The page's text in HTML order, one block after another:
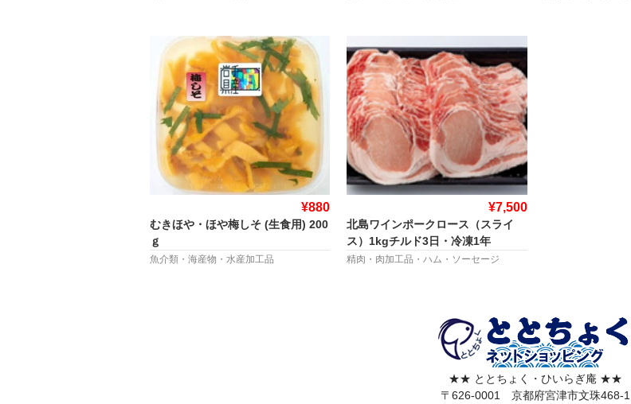
¥880
むきほや・ほや梅しそ (生食用) 200
ｇ
魚介類・海産物・水産加工品
¥7,500
北島ワインポークロース（スライ
ス）1kgチルド3日・冷凍1年
精肉・肉加工品・ハム・ソーセージ
★★ ととちょく・ひいらぎ庵 ★★
〒626-0001 京都府宮津市文珠468-1